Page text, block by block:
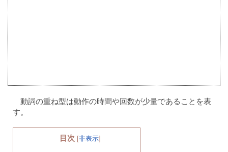
動詞の重ね型は動作の時間や回数が少量であることを表
す。
目次 [非表示]